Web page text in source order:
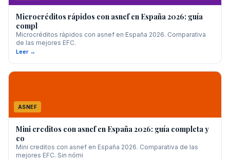
Microcréditos rápidos con asnef en España 2026: guía
compl
Microcréditos rápidos con asnef en España 2026. Comparativa
de las mejores EFC.
Leer →
ASNEF
Mini creditos con asnef en España 2026: guía completa y
co
Mini creditos con asnef en España 2026. Comparativa de las
mejores EFC. Sin nómi